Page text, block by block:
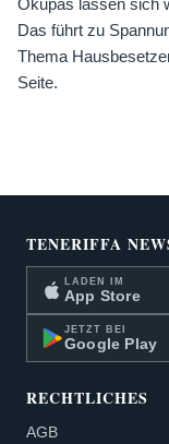
Okupas lassen sich
Das führt zu
Thema
Seite.
TENERIFFA
LADEN IM
App Store
JETZT BEI
Google Play
RECHTLICHES
AGB